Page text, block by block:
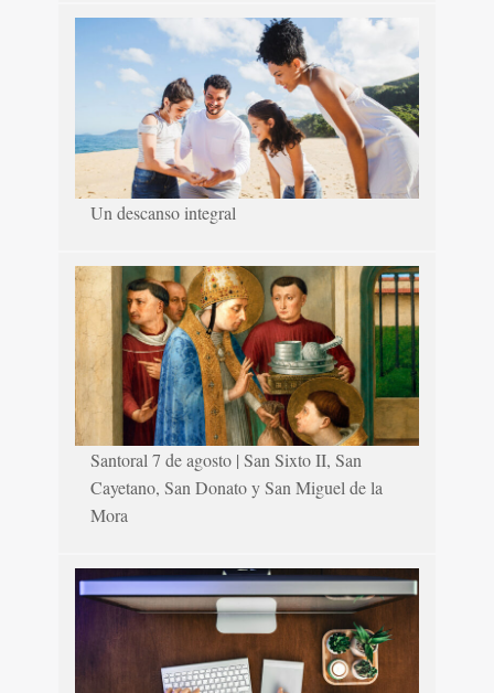
Un descanso integral
Santoral 7 de agosto | San Sixto II, San
Cayetano, San Donato y San Miguel de la
Mora